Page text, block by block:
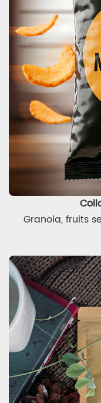
Granola, fruits